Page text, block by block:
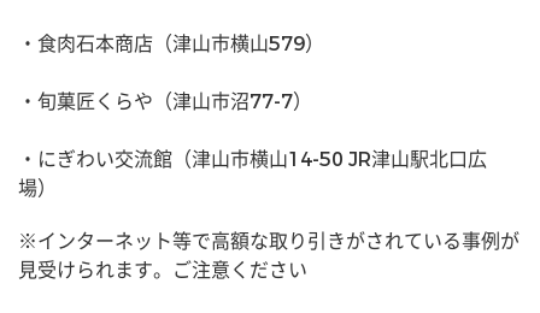
・食肉石本商店（津山市横山579）
・旬菓匠くらや（津山市沼77-7）
・にぎわい交流館（津山市横山14-50 JR津山駅北口広
場）
※インターネット等で高額な取り引きがされている事例が
見受けられます。ご注意ください